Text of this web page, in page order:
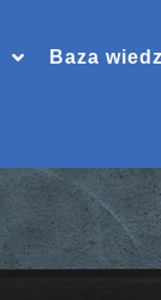
Baza